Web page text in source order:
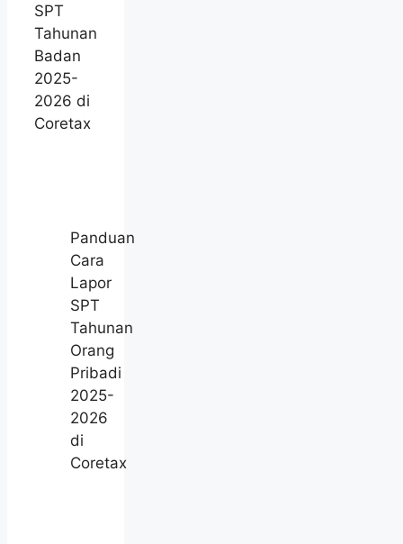
SPT
Tahunan
Badan
2025-
2026 di
Coretax
Panduan
Cara
Lapor
SPT
Tahunan
Orang
Pribadi
2025-
2026
di
Coretax